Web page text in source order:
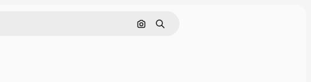
Cerca per immagine
Ricerca